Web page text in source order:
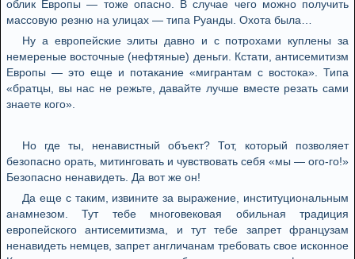
облик Европы — тоже опасно. В случае чего можно получить
массовую peзню на улицах — типа Руанды. Охота была…
Ну а европейские элиты давно и с потрохами куплены за
немереные восточные (нефтяные) деньги. Кстати, антисемитизм
Европы — это еще и потакание «мигрантам с востока». Типа
«братцы, вы нас не peжьтe, давайте лучше вместе peзaть сами
знаете кого».
Но где ты, ненавистный объект? Тот, который позволяет
безопасно орать, митинговать и чувствовать себя «мы — ого-го!»
Безопасно ненавидеть. Да вот же он!
Да еще с таким, извините за выражение, институциональным
анамнезом. Тут тебе многовековая обильная традиция
европейского антисемитизма, и тут тебе запрет французам
ненавидеть немцев, запрет англичанам требовать свое исконное